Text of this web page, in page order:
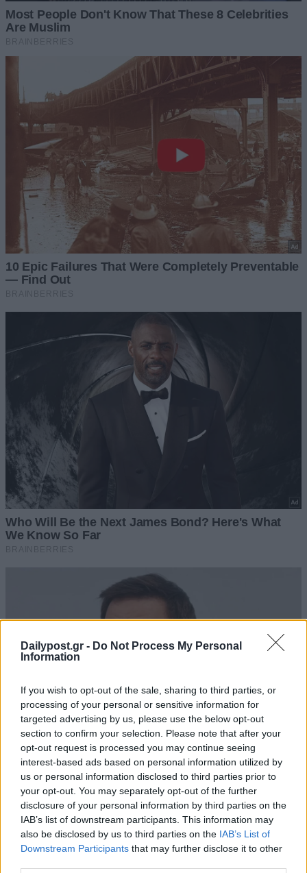
Dailypost.gr - Do Not Process My Personal
Information
If you wish to opt-out of the sale, sharing to third parties, or
processing of your personal or sensitive information for
targeted advertising by us, please use the below opt-out
section to confirm your selection. Please note that after your
opt-out request is processed you may continue seeing
interest-based ads based on personal information utilized by
us or personal information disclosed to third parties prior to
your opt-out. You may separately opt-out of the further
disclosure of your personal information by third parties on the
IAB’s list of downstream participants. This information may
also be disclosed by us to third parties on the IAB’s List of
Downstream Participants that may further disclose it to other